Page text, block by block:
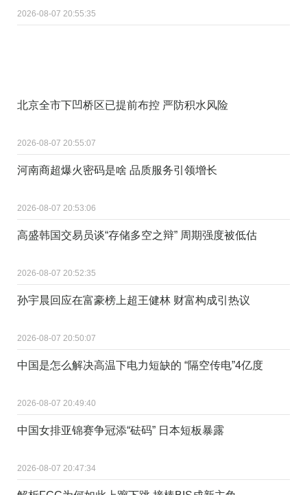
2026-08-07 20:55:35
北京全市下凹桥区已提前布控 严防积水风险
2026-08-07 20:55:07
河南商超爆火密码是啥 品质服务引领增长
2026-08-07 20:53:06
高盛韩国交易员谈“存储多空之辩” 周期强度被低估
2026-08-07 20:52:35
孙宇晨回应在富豪榜上超王健林 财富构成引热议
2026-08-07 20:50:07
中国是怎么解决高温下电力短缺的 “隔空传电”4亿度
2026-08-07 20:49:40
中国女排亚锦赛争冠添“砝码” 日本短板暴露
2026-08-07 20:47:34